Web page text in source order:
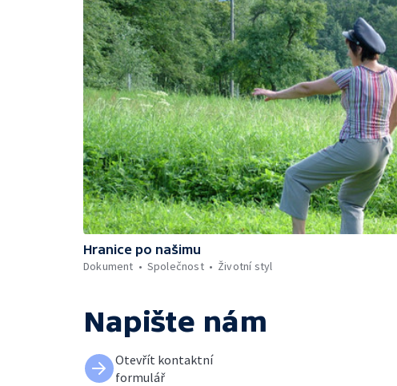
Hranice po našimu
Dokument
Společnost Životní styl
Napište nám
Otevřít kontaktní
formulář